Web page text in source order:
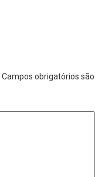
Campos obrigatórios são